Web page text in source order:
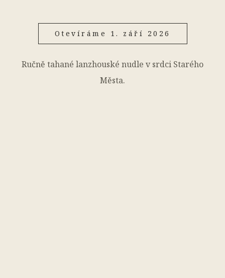
Otevíráme 1. září 2026
Ručně tahané lanzhouské nudle v srdci Starého
Města.